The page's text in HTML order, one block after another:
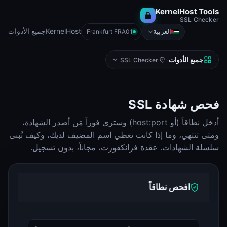
KernelHost Tools
SSL Checker
جميع الأدواتKernelHost Frankfurt FRA01 العربية
جميع الأدوات ·
SSL Checker
فحص شهادة SSL
أدخل نطاقاً (أو host:port) وسترى فوراً مَن أصدر الشهادة،
ومتى تنتهي، وما إذا كانت تغطي اسم المضيف لديك، وكيف تُبنى
سلسلة الشهادات. عقدة فرانكفورت، مجاناً، بدون تسجيل.
افحص نطاقاً